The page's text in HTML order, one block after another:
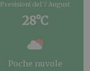
Previsioni del 7 August
28°C
poche nuvole